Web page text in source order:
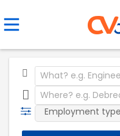
Employment type